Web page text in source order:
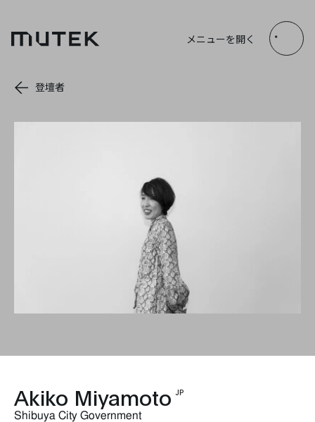
Search
メニューを開く
登壇者
Akiko Miyamoto JP
Shibuya City Government